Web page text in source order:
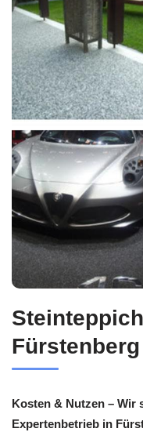
Kosten & Nutzen – Wir
Expertenbetrieb in